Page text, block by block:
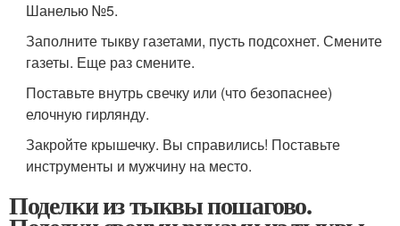
Шанелью №5.
Заполните тыкву газетами, пусть подсохнет. Смените
газеты. Еще раз смените.
Поставьте внутрь свечку или (что безопаснее)
елочную гирлянду.
Закройте крышечку. Вы справились! Поставьте
инструменты и мужчину на место.
Поделки из тыквы пошагово.